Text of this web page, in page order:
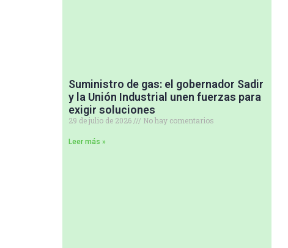
Suministro de gas: el gobernador Sadir
y la Unión Industrial unen fuerzas para
exigir soluciones
29 de julio de 2026 No hay comentarios
Leer más »